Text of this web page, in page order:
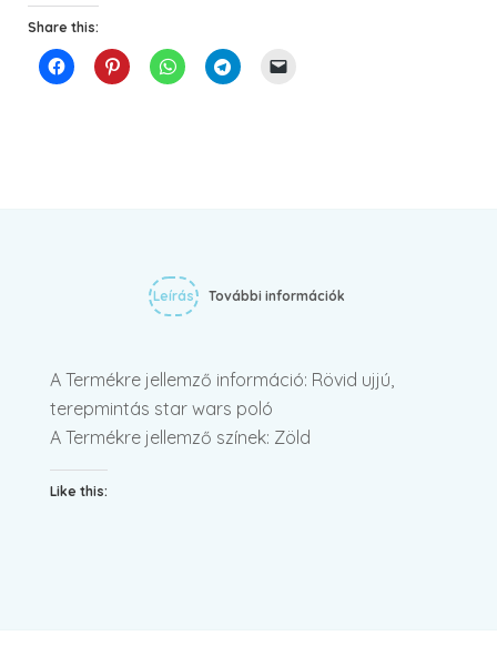
Share this:
Leírás További információk
A Termékre jellemző információ: Rövid ujjú,
terepmintás star wars poló
A Termékre jellemző színek: Zöld
Like this: